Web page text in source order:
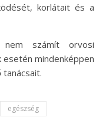
korlátait és a
számít orvosi
esetén mindenképpen
egészség